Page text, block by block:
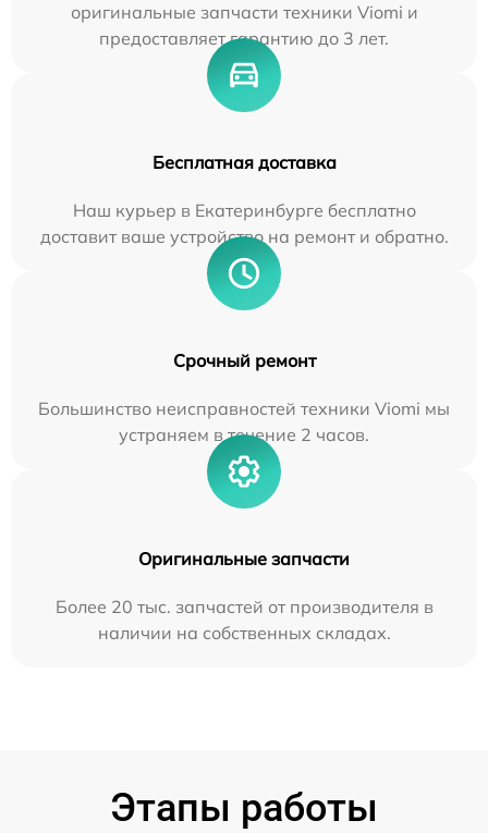
оригинальные запчасти техники Viomi и
предоставляет гарантию до 3 лет.
Бесплатная доставка
Наш курьер в Екатеринбурге бесплатно
доставит ваше устройство на ремонт и обратно.
Срочный ремонт
Большинство неисправностей техники Viomi мы
устраняем в течение 2 часов.
Оригинальные запчасти
Более 20 тыс. запчастей от производителя в
наличии на собственных складах.
Этапы работы